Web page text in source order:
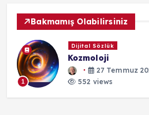
Bakmamış Olabilirsiniz
1
Görsel İçeriklerim
Karabasan
25 Ekim 2023